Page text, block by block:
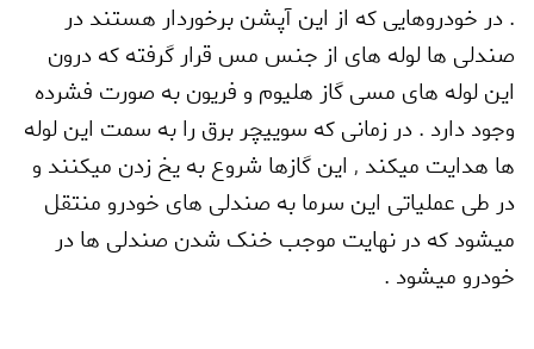
. در خودروهایی که از این آپشن برخوردار هستند در
صندلی ها لوله های از جنس مس قرار گرفته که درون
این لوله های مسی گاز هلیوم و فریون به صورت فشرده
وجود دارد . در زمانی که سوییچر برق را به سمت این لوله
ها هدایت میکند , این گازها شروع به یخ زدن میکنند و
در طی عملیاتی این سرما به صندلی های خودرو منتقل
میشود که در نهایت موجب خنک شدن صندلی ها در
خودرو میشود .